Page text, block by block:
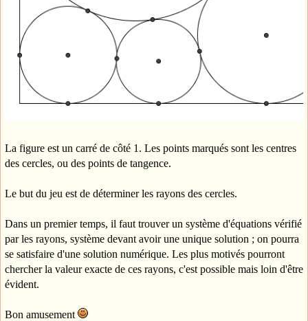
La figure est un carré de côté 1. Les points marqués sont les centres
des cercles, ou des points de tangence.
Le but du jeu est de déterminer les rayons des cercles.
Dans un premier temps, il faut trouver un système d'équations vérifié
par les rayons, système devant avoir une unique solution ; on pourra
se satisfaire d'une solution numérique. Les plus motivés pourront
chercher la valeur exacte de ces rayons, c'est possible mais loin d'être
évident.
Bon amusement